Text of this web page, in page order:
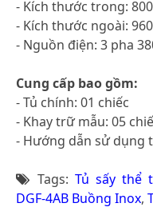
- Kích thước trong:
- Kích thước ngoài:
- Nguồn điện: 3 pha
Cung cấp bao gồm:
- Tủ chính: 01 chiếc
- Khay trữ mẫu: 05
- Hướng dẫn sử dụng
Tags: Tủ sấy thể
DGF-4AB Buồng Inox,